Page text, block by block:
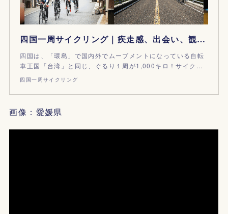
四国一周サイクリング｜疾走感、出会い、観光、食を楽しもう！
四国は、「環島」で国内外でムーブメントになっている自転
車王国「台湾」と同じ、ぐるり１周が1,000キロ！サイク…
四国一周サイクリング
画像：愛媛県